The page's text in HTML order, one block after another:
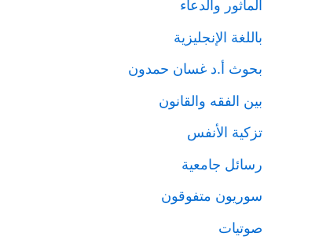
المأثور والدعاء
باللغة الإنجليزية
بحوث أ.د غسان حمدون
بين الفقه والقانون
تزكية الأنفس
رسائل جامعية
سوريون متفوقون
صوتيات